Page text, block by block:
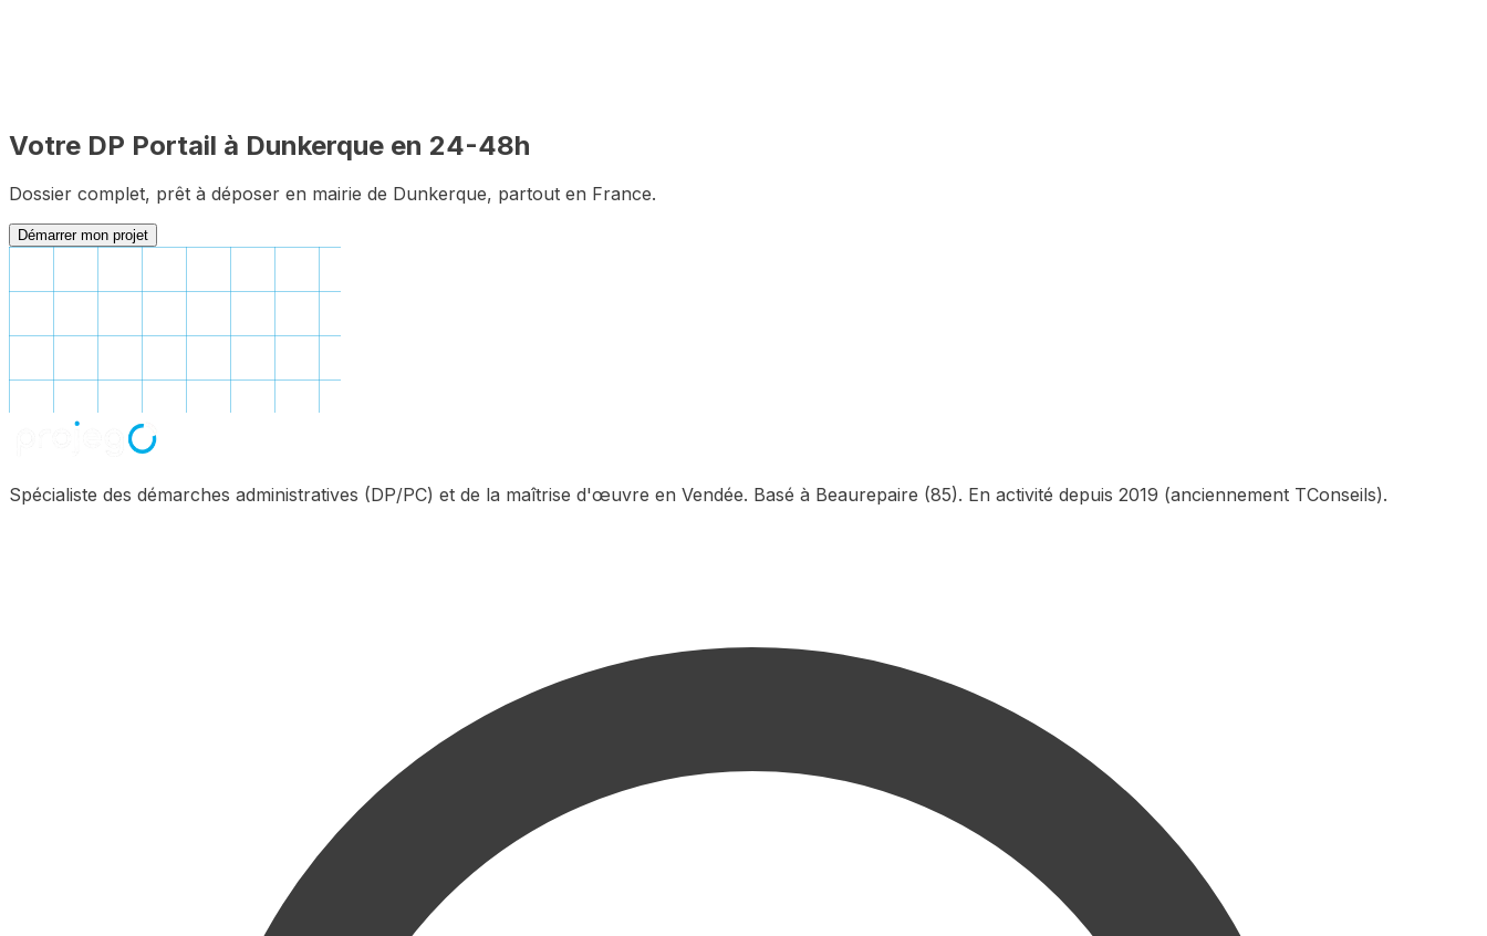
Votre DP Portail à Dunkerque en 24-48h
Dossier complet, prêt à déposer en mairie de Dunkerque, partout en France.
Démarrer mon projet
Spécialiste des démarches administratives (DP/PC) et de la maîtrise d'œuvre en Vendée. Basé à Beaurepaire (85). En activité depuis 2019 (anciennement TConseils).